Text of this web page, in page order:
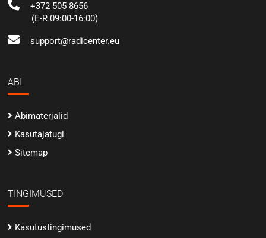
+372 505 8656
(E-R 09:00-16:00)
support@radicenter.eu
ABI
Abimaterjalid
Kasutajatugi
Sitemap
TINGIMUSED
Kasutustingimused